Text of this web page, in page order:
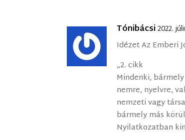
Tónibácsi2022.
Idézet Az Emberi
„2. cikk
Mindenki,
nemre, nyelvre,
nemzeti vagy
bármely más
Nyilatkozatban